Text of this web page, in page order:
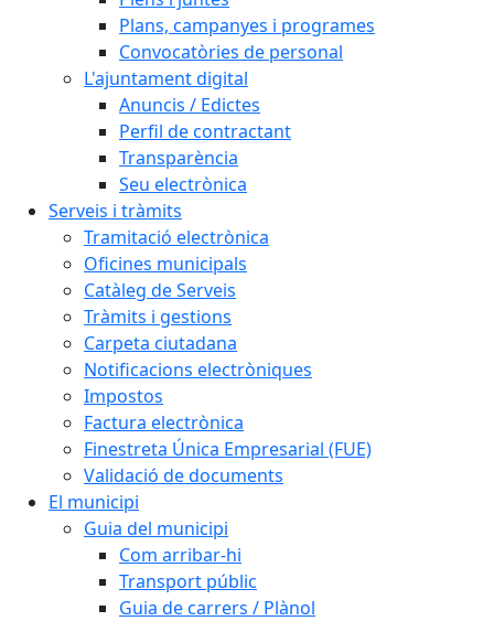
Plans, campanyes i programes
Convocatòries de personal
L'ajuntament digital
Anuncis / Edictes
Perfil de contractant
Transparència
Seu electrònica
Serveis i tràmits
Tramitació electrònica
Oficines municipals
Catàleg de Serveis
Tràmits i gestions
Carpeta ciutadana
Notificacions electròniques
Impostos
Factura electrònica
Finestreta Única Empresarial (FUE)
Validació de documents
El municipi
Guia del municipi
Com arribar-hi
Transport públic
Guia de carrers / Plànol